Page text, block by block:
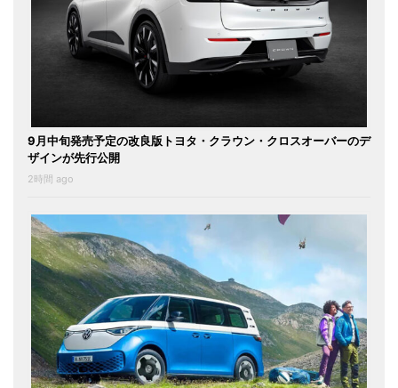
9月中旬発売予定の改良版トヨタ・クラウン・クロスオーバーのデ
ザインが先行公開
2時間 ago